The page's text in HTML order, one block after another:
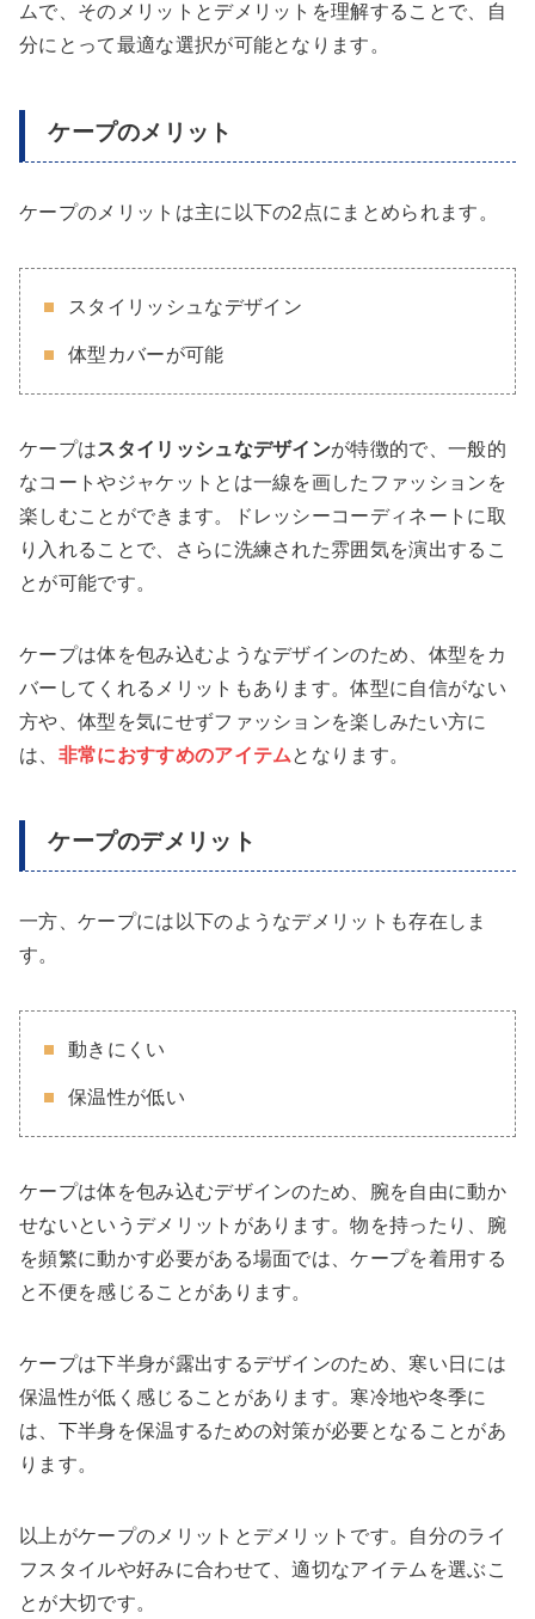
ムで、そのメリットとデメリットを理解することで、自
分にとって最適な選択が可能となります。
ケープのメリット
ケープのメリットは主に以下の2点にまとめられます。
スタイリッシュなデザイン
体型カバーが可能
ケープはスタイリッシュなデザインが特徴的で、一般的
なコートやジャケットとは一線を画したファッションを
楽しむことができます。ドレッシーコーディネートに取
り入れることで、さらに洗練された雰囲気を演出するこ
とが可能です。
ケープは体を包み込むようなデザインのため、体型をカ
バーしてくれるメリットもあります。体型に自信がない
方や、体型を気にせずファッションを楽しみたい方に
は、 非常におすすめのアイテムとなります。
ケープのデメリット
一方、ケープには以下のようなデメリットも存在しま
す。
動きにくい
保温性が低い
ケープは体を包み込むデザインのため、腕を自由に動か
せないというデメリットがあります。物を持ったり、腕
を頻繁に動かす必要がある場面では、ケープを着用する
と不便を感じることがあります。
ケープは下半身が露出するデザインのため、寒い日には
保温性が低く感じることがあります。寒冷地や冬季に
は、下半身を保温するための対策が必要となることがあ
ります。
以上がケープのメリットとデメリットです。自分のライ
フスタイルや好みに合わせて、適切なアイテムを選ぶこ
とが大切です。